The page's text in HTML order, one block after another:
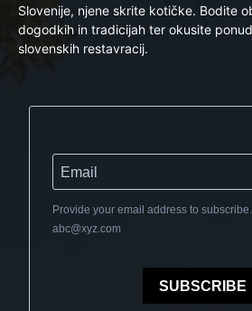
Slovenije, njene skrite kotičke. Bodite
dogodkih in tradicijah ter okusite
slovenskih restavracij.
Provide your email address to
abc@xyz.com
SUBSCRIBE